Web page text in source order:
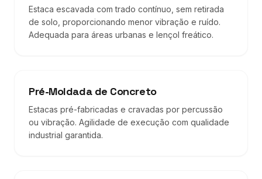
Estaca escavada com trado contínuo, sem retirada
de solo, proporcionando menor vibração e ruído.
Adequada para áreas urbanas e lençol freático.
Pré-Moldada de Concreto
Estacas pré-fabricadas e cravadas por percussão
ou vibração. Agilidade de execução com qualidade
industrial garantida.